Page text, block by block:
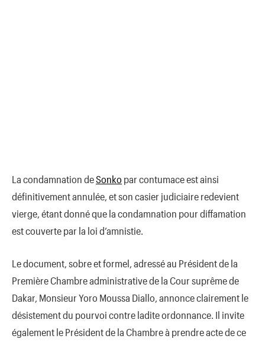
La condamnation deSonko par contumace est ainsi
définitivement annulée, et son casier judiciaire redevient
vierge, étant donné que la condamnation pour diffamation
est couverte par la loi d’amnistie.
Le document, sobre et formel, adressé au Président de la
Première Chambre administrative de la Cour suprême de
Dakar, Monsieur Yoro Moussa Diallo, annonce clairement le
désistement du pourvoi contre ladite ordonnance. Il invite
également le Président de la Chambre à prendre acte de ce